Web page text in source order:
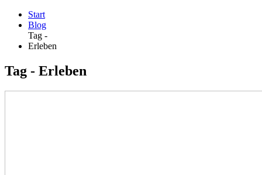
Start
Blog
Tag -
Erleben
Tag - Erleben